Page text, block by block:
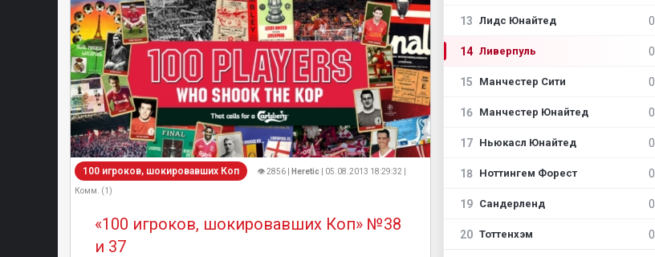
100 игроков, шокировавших Коп 👁 2856 | Heretic | 05.08.2013 18:29:32 |
Комм. (1)
«100 игроков, шокировавших Коп» №38
и 37
13 Лидс Юнайтед 0
14 Ливерпуль 0
15 Манчестер Сити 0
16 Манчестер Юнайтед 0
17 Ньюкасл Юнайтед 0
18 Ноттингем Форест 0
19 Сандерленд 0
20 Тоттенхэм 0